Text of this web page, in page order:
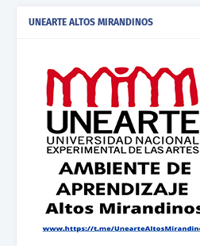
UNEARTE ALTOS MIRANDINOS